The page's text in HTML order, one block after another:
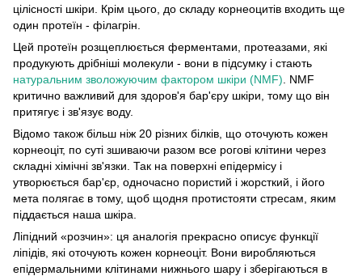
цілісності шкіри. Крім цього, до складу корнеоцитів входить ще
один протеїн - філагрін.
Цей протеїн розщеплюється ферментами, протеазами, які
продукують дрібніші молекули - вони в підсумку і стають
натуральним зволожуючим фактором шкіри (NMF) . NMF
критично важливий для здоров'я бар'єру шкіри, тому що він
притягує і зв'язує воду.
Відомо також більш ніж 20 різних білків, що оточують кожен
корнеоціт, по суті зшиваючи разом все рогові клітини через
складні хімічні зв'язки. Так на поверхні епідермісу і
утворюється бар'єр, одночасно пористий і жорсткий, і його
мета полягає в тому, щоб щодня протистояти стресам, яким
піддається наша шкіра.
Ліпідний «розчин»: ця аналогія прекрасно описує функції
ліпідів, які оточують кожен корнеоціт. Вони виробляються
епідермальними клітинами нижнього шару і зберігаються в